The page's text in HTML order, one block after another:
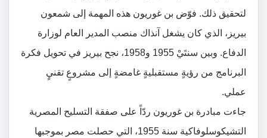
لتحقيق ذلك. فوّض بن غوريون هذه المهمة إلى شمعون
بيريز، الذي كان يشغل آنذاك منصب المدير العام لوزارة
الدفاع. وبين سنتَيْ 1955 و1958، نجح بيريز في تحويل فكرة
البرنامج من رؤيةٍ مستقبليةٍ غامضةٍ إلى مشروعٍ تقنيٍ
عملي.
جاءت مبادرة بن غوريون ردّاً على صفقة التسليح المصرية
التشيكوسلوفاكية سنة 1955، التي حصلت مصر بموجبها